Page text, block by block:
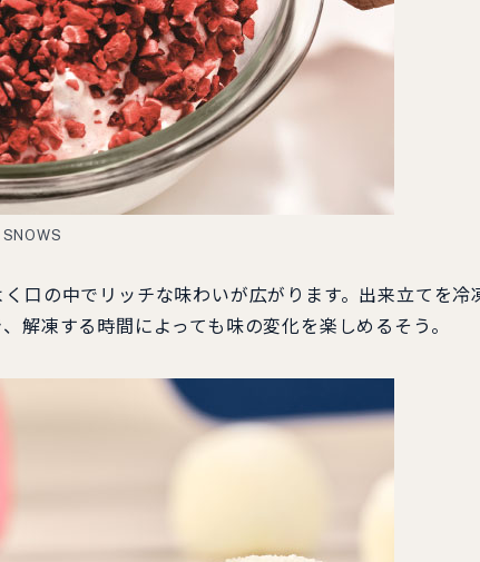
SNOWS
口の中でリッチな味わいが広がります。出来立てを冷
解凍する時間によっても味の変化を楽しめるそう。